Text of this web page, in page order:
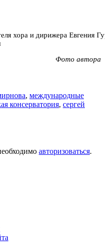
хора и дирижера Евгения
Фото автора
, международные
консерватория, сергей
авторизоваться.